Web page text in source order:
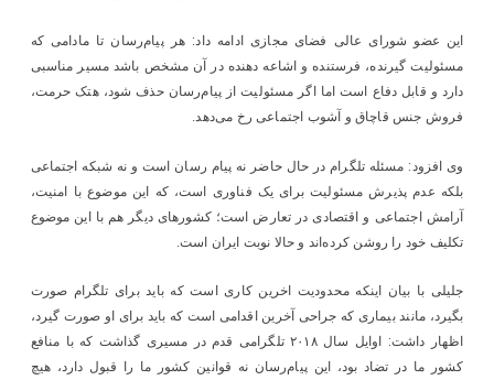
این عضو شورای عالی فضای مجازی ادامه داد: هر پیام‌رسان تا مادامی که
مسئولیت گیرنده، فرستنده و اشاعه دهنده در آن مشخص باشد مسیر مناسبی
دارد و قابل دفاع است اما اگر مسئولیت از پیام‌رسان حذف شود، هتک حرمت،
فروش جنس قاچاق و آشوب اجتماعی رخ می‌دهد.
وی افزود: مسئله تلگرام در حال حاضر نه پیام رسان است و نه شبکه اجتماعی
بلکه عدم پذیرش مسئولیت برای یک فناوری است، که این موضوع با امنیت،
آرامش اجتماعی و اقتصادی در تعارض است؛ کشورهای دیگر هم با این موضوع
تکلیف خود را روشن کرده‌اند و حالا نوبت ایران است.
جلیلی با بیان اینکه محدودیت اخرین کاری است که باید برای تلگرام صورت
بگیرد، مانند بیماری که جراحی آخرین اقدامی است که باید برای او صورت گیرد،
اظهار داشت: اوایل سال ۲۰۱۸ تلگرامی قدم در مسیری گذاشت که با منافع
کشور ما در تضاد بود، این پیام‌رسان نه قوانین کشور ما را قبول دارد، هیچ